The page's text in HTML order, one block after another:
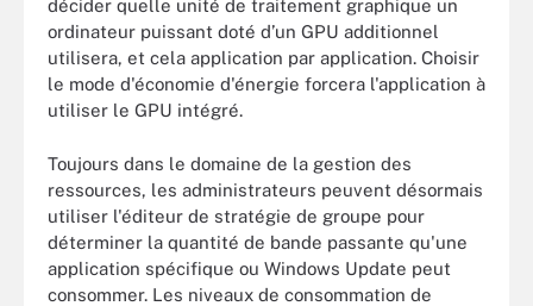
décider quelle unité de traitement graphique un
ordinateur puissant doté d’un GPU additionnel
utilisera, et cela application par application. Choisir
le mode d'économie d'énergie forcera l'application à
utiliser le GPU intégré.
Toujours dans le domaine de la gestion des
ressources, les administrateurs peuvent désormais
utiliser l'éditeur de stratégie de groupe pour
déterminer la quantité de bande passante qu'une
application spécifique ou Windows Update peut
consommer. Les niveaux de consommation de